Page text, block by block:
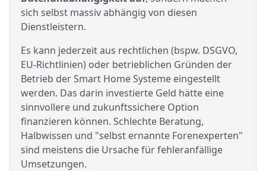
sich selbst massiv abhängig von diesen
Dienstleistern.
Es kann jederzeit aus rechtlichen (bspw. DSGVO,
EU-Richtlinien) oder betrieblichen Gründen der
Betrieb der Smart Home Systeme eingestellt
werden. Das darin investierte Geld hätte eine
sinnvollere und zukunftssichere Option
finanzieren können. Schlechte Beratung,
Halbwissen und "selbst ernannte Forenexperten"
sind meistens die Ursache für fehleranfällige
Umsetzungen.